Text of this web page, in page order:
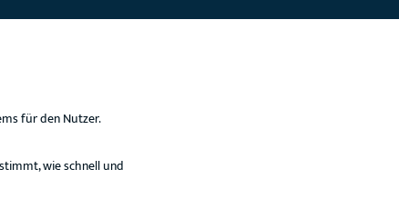
für den Nutzer.
wie schnell und